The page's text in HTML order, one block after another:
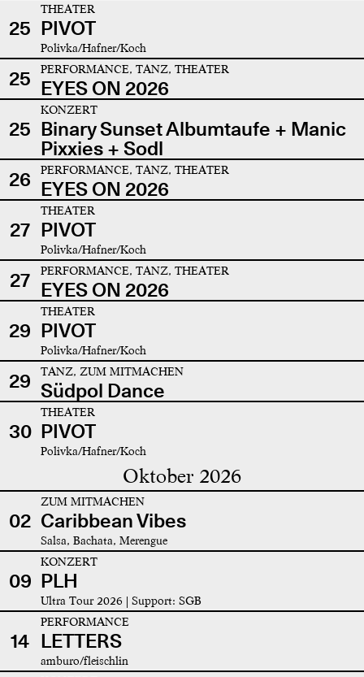
25
THEATER
PIVOT
Polivka/Hafner/Koch
25 PERFORMANCE, TANZ, THEATER
EYES ON 2026
25
KONZERT
Binary Sunset Albumtaufe + Manic
Pixxies + Sodl
26
PERFORMANCE, TANZ, THEATER
EYES ON 2026
27
THEATER
PIVOT
Polivka/Hafner/Koch
27 PERFORMANCE, TANZ, THEATER
EYES ON 2026
29
THEATER
PIVOT
Polivka/Hafner/Koch
29 TANZ, ZUM MITMACHEN
Südpol Dance
30
THEATER
PIVOT
Polivka/Hafner/Koch
Oktober 2026
02
ZUM MITMACHEN
Caribbean Vibes
Salsa, Bachata, Merengue
09
KONZERT
PLH
Ultra Tour 2026 | Support: SGB
14
PERFORMANCE
LETTERS
amburo/fleischlin